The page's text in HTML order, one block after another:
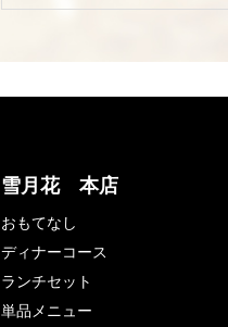
雪月花 本店
おもてなし
ディナーコース
ランチセット
単品メニュー